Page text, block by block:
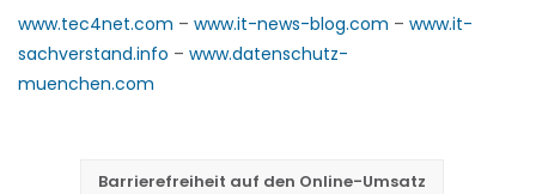
www.tec4net.com – www.it-news-blog.com – www.it-
sachverstand.info – www.datenschutz-
muenchen.com
Barrierefreiheit auf den Online-Umsatz